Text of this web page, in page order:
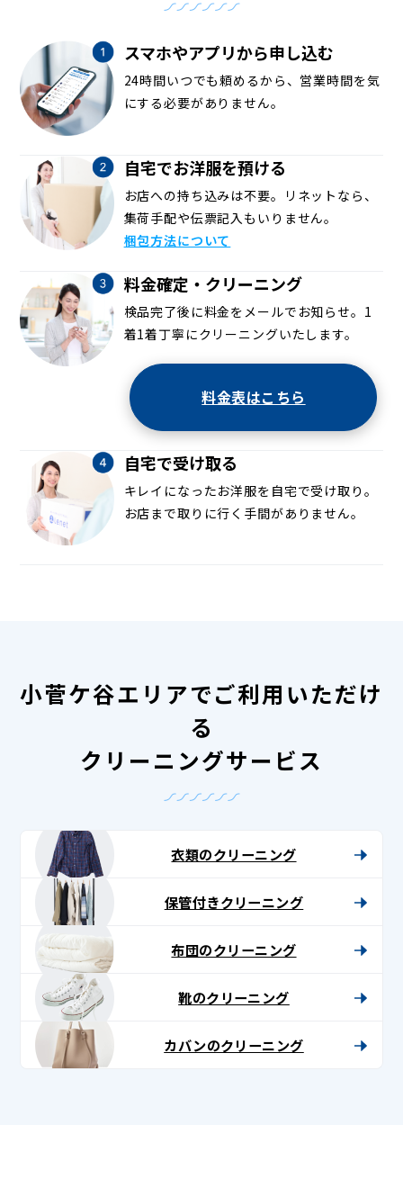
スマホやアプリから申し込む
24時間いつでも頼めるから、営業時間を気
にする必要がありません。
自宅でお洋服を預ける
お店への持ち込みは不要。リネットなら、
集荷手配や伝票記入もいりません。
梱包方法について
料金確定・クリーニング
検品完了後に料金をメールでお知らせ。1
着1着丁寧にクリーニングいたします。
料金表はこちら
自宅で受け取る
キレイになったお洋服を自宅で受け取り。
お店まで取りに行く手間がありません。
小菅ケ谷エリアでご利用いただけ
る
クリーニングサービス
衣類のクリーニング
保管付きクリーニング
布団のクリーニング
靴のクリーニング
カバンのクリーニング